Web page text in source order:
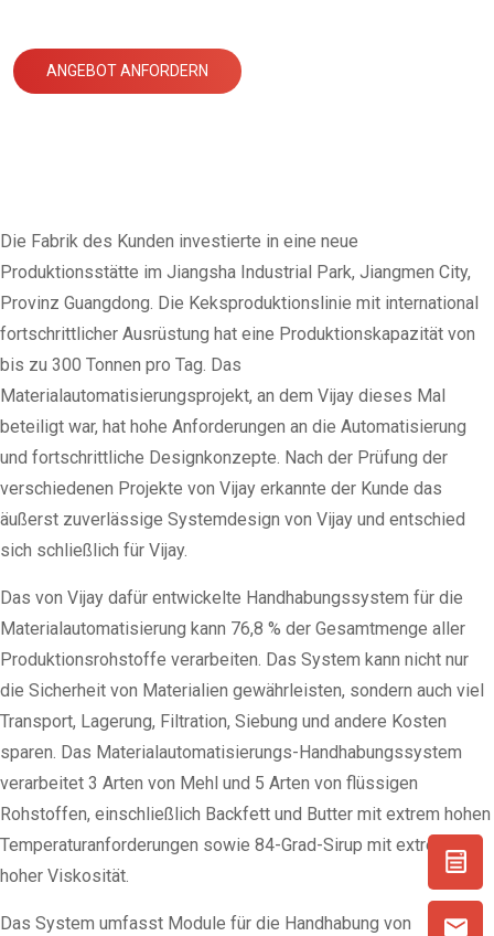
ANGEBOT ANFORDERN
Die Fabrik des Kunden investierte in eine neue
Produktionsstätte im Jiangsha Industrial Park, Jiangmen City,
Provinz Guangdong. Die Keksproduktionslinie mit international
fortschrittlicher Ausrüstung hat eine Produktionskapazität von
bis zu 300 Tonnen pro Tag. Das
Materialautomatisierungsprojekt, an dem Vijay dieses Mal
beteiligt war, hat hohe Anforderungen an die Automatisierung
und fortschrittliche Designkonzepte. Nach der Prüfung der
verschiedenen Projekte von Vijay erkannte der Kunde das
äußerst zuverlässige Systemdesign von Vijay und entschied
sich schließlich für Vijay.
Das von Vijay dafür entwickelte Handhabungssystem für die
Materialautomatisierung kann 76,8 % der Gesamtmenge aller
Produktionsrohstoffe verarbeiten. Das System kann nicht nur
die Sicherheit von Materialien gewährleisten, sondern auch viel
Transport, Lagerung, Filtration, Siebung und andere Kosten
sparen. Das Materialautomatisierungs-Handhabungssystem
verarbeitet 3 Arten von Mehl und 5 Arten von flüssigen
Rohstoffen, einschließlich Backfett und Butter mit extrem hohen
Temperaturanforderungen sowie 84-Grad-Sirup mit extrem
hoher Viskosität.
Das System umfasst Module für die Handhabung von